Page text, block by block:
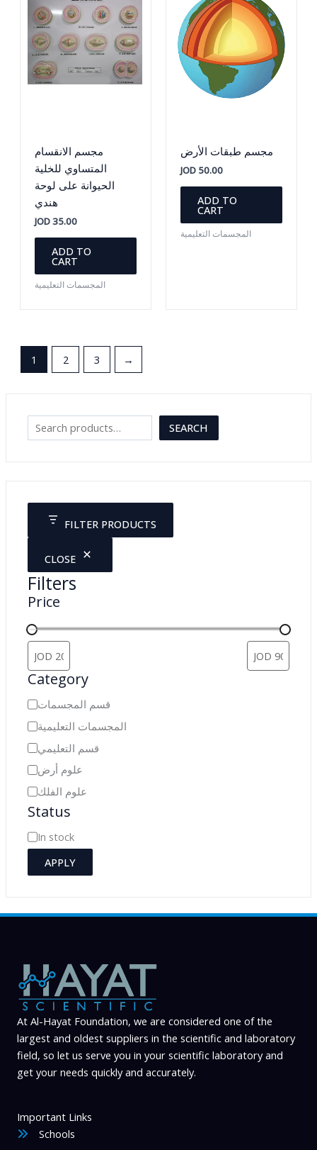
c
SEARCH
FILTER PRODUCTS
CLOSE
Filters
Price
Category
C
a
t
e
g
o
y
قسم المجسمات
المجسمات التعليمية
قسم التعليمي
علوم أرض
علوم الفلك
Status
A
a
l
i
l
i
t
y
In stock
APPLY
مجسم الانقسام
المتساوي للخلية
الحيوانة على لوحة
هندي
JOD35.00
ADD TO
CART
المجسمات التعليمية
مجسم طبقات الأرض
JOD 50.00
ADD TO
CART
المجسمات التعليمية
1 2 3 →
At Al-Hayat Foundation, we are considered one of the
largest and oldest suppliers in the scientific and laboratory
field, so let us serve you in your scientific laboratory and
get your needs quickly and accurately.
Important Links
Schools